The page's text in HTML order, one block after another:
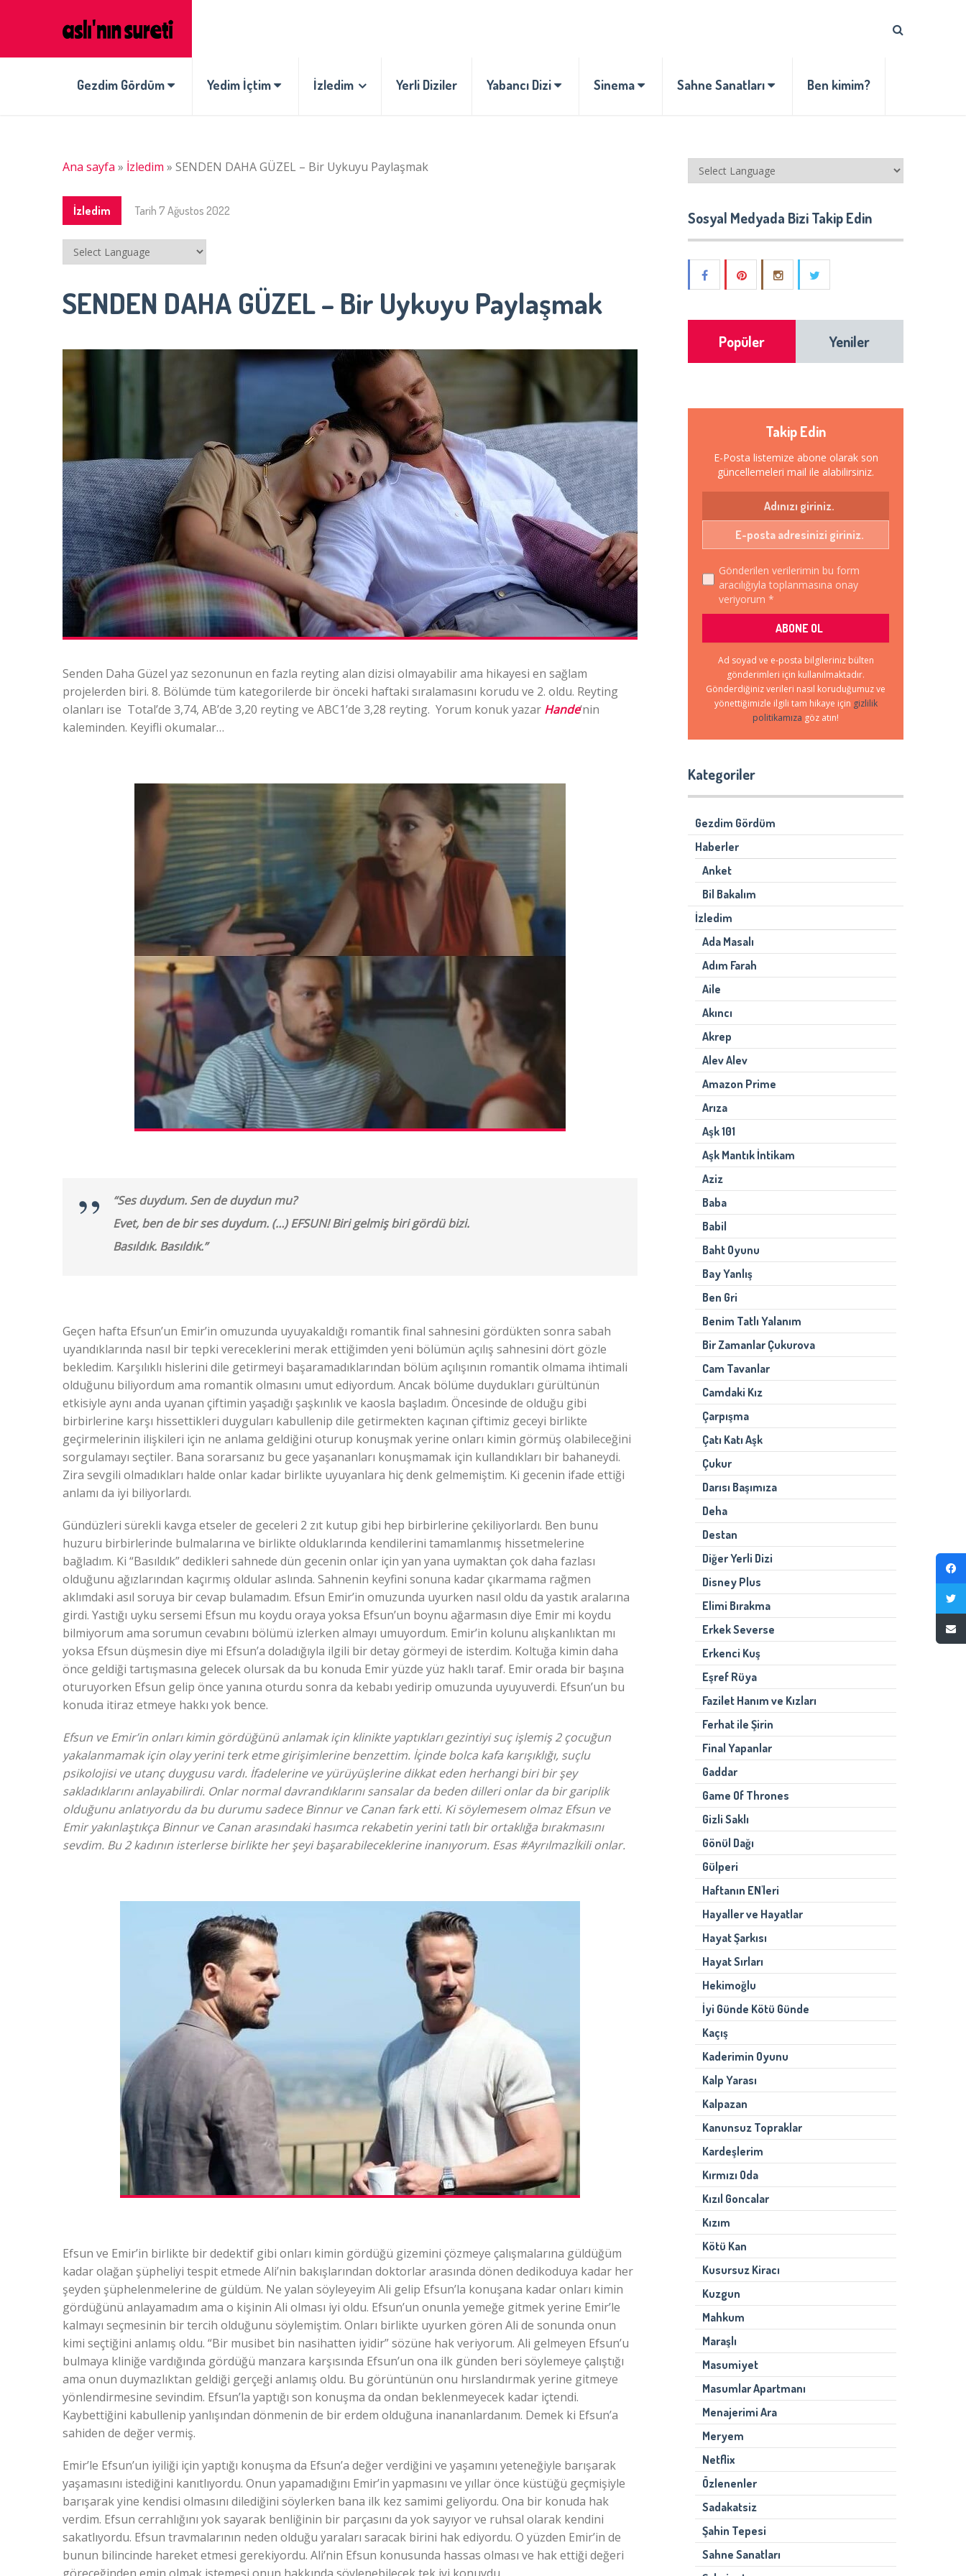
Gezdim Gördüm Yedim İçtim İzledim Yerli Diziler Yabancı Dizi Sinema Sahne Sanatları Ben kimim?
Ana sayfa » İzledim » SENDEN DAHA GÜZEL – Bir Uykuyu Paylaşmak
İzledim Tarih 7 Ağustos 2022
SENDEN DAHA GÜZEL – Bir Uykuyu Paylaşmak
Senden Daha Güzel yaz sezonunun en fazla reyting alan dizisi olmayabilir ama hikayesi en sağlam
projelerden biri. 8. Bölümde tüm kategorilerde bir önceki haftaki sıralamasını korudu ve 2. oldu. Reyting
olanları ise Total’de 3,74, AB’de 3,20 reyting ve ABC1’de 3,28 reyting. Yorum konuk yazar Hande‘nin
kaleminden. Keyifli okumalar…
“Ses duydum. Sen de duydun mu?
Evet, ben de bir ses duydum. (…) EFSUN! Biri gelmiş biri gördü bizi.
Basıldık. Basıldık.”
Geçen hafta Efsun’un Emir’in omuzunda uyuyakaldığı romantik final sahnesini gördükten sonra sabah
uyandıklarında nasıl bir tepki vereceklerini merak ettiğimden yeni bölümün açılış sahnesini dört gözle
bekledim. Karşılıklı hislerini dile getirmeyi başaramadıklarından bölüm açılışının romantik olmama ihtimali
olduğunu biliyordum ama romantik olmasını umut ediyordum. Ancak bölüme duydukları gürültünün
etkisiyle aynı anda uyanan çiftimin yaşadığı şaşkınlık ve kaosla başladım. Öncesinde de olduğu gibi
birbirlerine karşı hissettikleri duyguları kabullenip dile getirmekten kaçınan çiftimiz geceyi birlikte
geçirmelerinin ilişkileri için ne anlama geldiğini oturup konuşmak yerine onları kimin görmüş olabileceğini
sorgulamayı seçtiler. Bana sorarsanız bu gece yaşananları konuşmamak için kullandıkları bir bahaneydi.
Zira sevgili olmadıkları halde onlar kadar birlikte uyuyanlara hiç denk gelmemiştim. Ki gecenin ifade ettiği
anlamı da iyi biliyorlardı.
Gündüzleri sürekli kavga etseler de geceleri 2 zıt kutup gibi hep birbirlerine çekiliyorlardı. Ben bunu
huzuru birbirlerinde bulmalarına ve birlikte olduklarında kendilerini tamamlanmış hissetmelerine
bağladım. Ki “Basıldık” dedikleri sahnede dün gecenin onlar için yan yana uymaktan çok daha fazlası
olduğunu ağızlarından kaçırmış oldular aslında. Sahnenin keyfini sonuna kadar çıkarmama rağmen
aklımdaki asıl soruya bir cevap bulamadım. Efsun Emir’in omuzunda uyurken nasıl oldu da yastık aralarına
girdi. Yastığı uyku sersemi Efsun mu koydu oraya yoksa Efsun’un boynu ağarmasın diye Emir mi koydu
bilmiyorum ama sorumun cevabını bölümü izlerken almayı umuyordum. Emir’in kolunu alışkanlıktan mı
yoksa Efsun düşmesin diye mi Efsun’a doladığıyla ilgili bir detay görmeyi de isterdim. Koltuğa kimin daha
önce geldiği tartışmasına gelecek olursak da bu konuda Emir yüzde yüz haklı taraf. Emir orada bir başına
oturuyorken Efsun gelip önce yanına oturdu sonra da kebabı yedirip omuzunda uyuyuverdi. Efsun’un bu
konuda itiraz etmeye hakkı yok bence.
Efsun ve Emir’in onları kimin gördüğünü anlamak için klinikte yaptıkları gezintiyi suç işlemiş 2 çocuğun
yakalanmamak için olay yerini terk etme girişimlerine benzettim. İçinde bolca kafa karışıklığı, suçlu
psikolojisi ve utanç duygusu vardı. İfadelerine ve yürüyüşlerine dikkat eden herhangi biri bir şey
sakladıklarını anlayabilirdi. Onlar normal davrandıklarını sansalar da beden dilleri onlar da bir gariplik
olduğunu anlatıyordu da bu durumu sadece Binnur ve Canan fark etti. Ki söylemesem olmaz Efsun ve
Emir yakınlaştıkça Binnur ve Canan arasındaki hasımca rekabetin yerini tatlı bir ortaklığa bırakmasını
sevdim. Bu 2 kadının isterlerse birlikte her şeyi başarabileceklerine inanıyorum. Esas #Ayrılmazİkili onlar.
Efsun ve Emir’in birlikte bir dedektif gibi onları kimin gördüğü gizemini çözmeye çalışmalarına güldüğüm
kadar olağan şüpheliyi tespit etmede Ali’nin bakışlarından doktorlar arasında dönen dedikoduya kadar her
şeyden şüphelenmelerine de güldüm. Ne yalan söyleyeyim Ali gelip Efsun’la konuşana kadar onları kimin
gördüğünü anlayamadım ama o kişinin Ali olması iyi oldu. Efsun’un onunla yemeğe gitmek yerine Emir’le
kalmayı seçmesinin bir tercih olduğunu söylemiştim. Onları birlikte uyurken gören Ali de sonunda onun
kimi seçtiğini anlamış oldu. “Bir musibet bin nasihatten iyidir” sözüne hak veriyorum. Ali gelmeyen Efsun’u
bulmaya kliniğe vardığında gördüğü manzara karşısında Efsun’un ona ilk günden beri söylemeye çalıştığı
ama onun duymazlıktan geldiği gerçeği anlamış oldu. Bu görüntünün onu hırslandırmak yerine gitmeye
yönlendirmesine sevindim. Efsun’la yaptığı son konuşma da ondan beklenmeyecek kadar içtendi.
Kaybettiğini kabullenip yanlışından dönmenin de bir erdem olduğuna inananlardanım. Demek ki Efsun’a
sahiden de değer vermiş.
Emir’le Efsun’un iyiliği için yaptığı konuşma da Efsun’a değer verdiğini ve yaşamını yeteneğiyle barışarak
yaşamasını istediğini kanıtlıyordu. Onun yapamadığını Emir’in yapmasını ve yıllar önce küstüğü geçmişiyle
barışarak yine kendisi olmasını dilediğini söylerken bana ilk kez samimi geliyordu. Ona bir konuda hak
verdim. Efsun cerrahlığını yok sayarak benliğinin bir parçasını da yok sayıyor ve ruhsal olarak kendini
sakatlıyordu. Efsun travmalarının neden olduğu yaraları saracak birini hak ediyordu. O yüzden Emir’in de
bunun bilincinde hareket etmesi gerekiyordu. Ali’nin Efsun konusunda hassas olması ve hak ettiği değeri
Sosyal Medyada Bizi Takip Edin
Popüler Yeniler
Takip Edin
E-Posta listemize abone olarak son
güncellemeleri mail ile alabilirsiniz.
Gönderilen verilerimin bu form
aracılığıyla toplanmasına onay
veriyorum *
Ad soyad ve e-posta bilgileriniz bülten
gönderimleri için kullanılmaktadır.
Gönderdiğiniz verileri nasıl koruduğumuz ve
yönettiğimizle ilgili tam hikaye için gizlilik
politikamıza göz atın!
Kategoriler
Gezdim Gördüm
Haberler
Anket
Bil Bakalım
İzledim
Ada Masalı
Adım Farah
Aile
Akıncı
Akrep
Alev Alev
Amazon Prime
Arıza
Aşk 101
Aşk Mantık İntikam
Aziz
Baba
Babil
Baht Oyunu
Bay Yanlış
Ben Gri
Benim Tatlı Yalanım
Bir Zamanlar Çukurova
Cam Tavanlar
Camdaki Kız
Çarpışma
Çatı Katı Aşk
Çukur
Darısı Başımıza
Deha
Destan
Diğer Yerli Dizi
Disney Plus
Elimi Bırakma
Erkek Severse
Erkenci Kuş
Eşref Rüya
Fazilet Hanım ve Kızları
Ferhat ile Şirin
Final Yapanlar
Gaddar
Game Of Thrones
Gizli Saklı
Gönül Dağı
Gülperi
Haftanın EN'leri
Hayaller ve Hayatlar
Hayat Şarkısı
Hayat Sırları
Hekimoğlu
İyi Günde Kötü Günde
Kaçış
Kaderimin Oyunu
Kalp Yarası
Kalpazan
Kanunsuz Topraklar
Kardeşlerim
Kırmızı Oda
Kızıl Goncalar
Kızım
Kötü Kan
Kusursuz Kiracı
Kuzgun
Mahkum
Maraşlı
Masumiyet
Masumlar Apartmanı
Menajerimi Ara
Meryem
Netflix
Özlenenler
Sadakatsiz
Şahin Tepesi
Sahne Sanatları